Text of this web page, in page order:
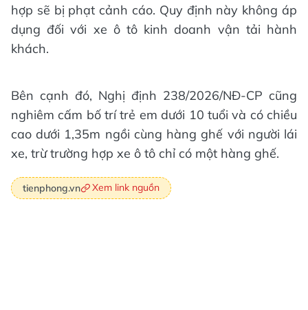
hợp sẽ bị phạt cảnh cáo. Quy định này không áp
dụng đối với xe ô tô kinh doanh vận tải hành
khách.
Bên cạnh đó, Nghị định 238/2026/NĐ-CP cũng
nghiêm cấm bố trí trẻ em dưới 10 tuổi và có chiều
cao dưới 1,35m ngồi cùng hàng ghế với người lái
xe, trừ trường hợp xe ô tô chỉ có một hàng ghế.
tienphong.vn Xem link nguồn